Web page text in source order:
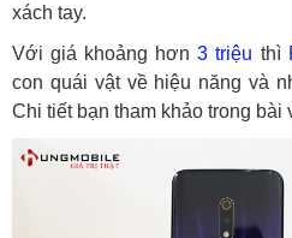
xách tay.
Với giá khoảng hơn3 triệu thì
con quái vật về hiệu năng và
Chi tiết bạn tham khảo trong bài